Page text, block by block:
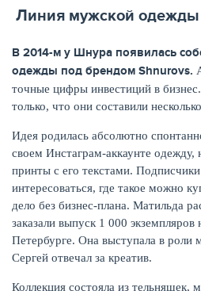
Линия мужской одежды
В 2014-м у Шнура появилась
одежды под брендом Shnurovs.
точные цифры инвестиций в
только, что они составили
Идея родилась абсолютно
своем Инстаграм-аккаунте
принты с его текстами. Подписчики
интересоваться, где такое можно
дело без бизнес-плана. Матильда
заказали выпуск 1 000 экземпляров
Петербурге. Она выступала в роли
Сергей отвечал за креатив.
Коллекция состояла из тельняшек,